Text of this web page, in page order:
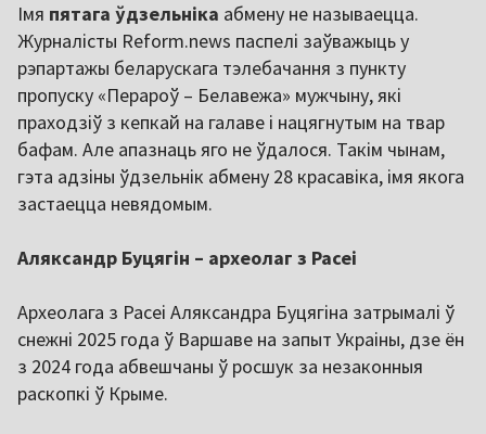
Імя пятага ўдзельніка абмену не называецца.
Журналісты Reform.news паспелі заўважыць у
рэпартажы беларускага тэлебачання з пункту
пропуску «Перароў – Белавежа» мужчыну, які
праходзіў з кепкай на галаве і нацягнутым на твар
бафам. Але апазнаць яго не ўдалося. Такім чынам,
гэта адзіны ўдзельнік абмену 28 красавіка, імя якога
застаецца невядомым.
Аляксандр Буцягін – археолаг з Расеі
Археолага з Расеі Аляксандра Буцягіна затрымалі ў
снежні 2025 года ў Варшаве на запыт Украіны, дзе ён
з 2024 года абвешчаны ў росшук за незаконныя
раскопкі ў Крыме.